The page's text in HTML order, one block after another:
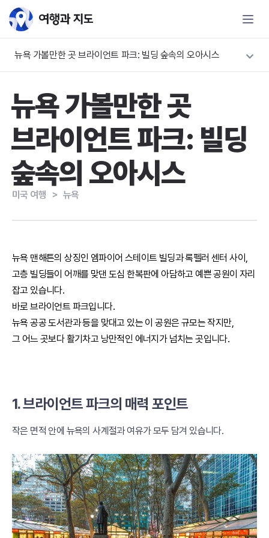
뉴욕 가볼만한 곳 브라이언트 파크: 빌딩 숲속의 오아시스
뉴욕 가볼만한 곳
브라이언트 파크: 빌딩
숲속의 오아시스
미국 여행 ＞ 뉴욕
뉴욕 맨해튼의 상징인 엠파이어 스테이트 빌딩과 록펠러 센터 사이,
고층 빌딩들이 어깨를 맞댄 도심 한복판에 아담하고 예쁜 공원이 자리
잡고 있습니다.
바로 브라이언트 파크입니다.
뉴욕 공공 도서관과 등을 맞대고 있는 이 공원은 규모는 작지만,
그 어느 곳보다 활기차고 낭만적인 에너지가 넘치는 곳입니다.
1. 브라이언트 파크의 매력 포인트
작은 면적 안에 뉴욕의 사계절과 여유가 모두 담겨 있습니다.